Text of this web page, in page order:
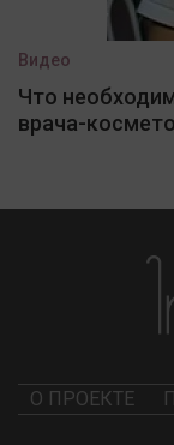
Видео
Что
врача-
О ПРОЕКТЕ